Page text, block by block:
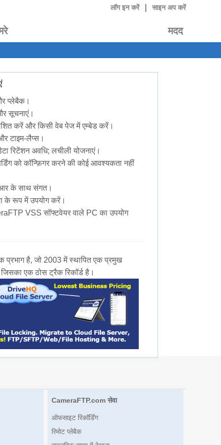
लॉग इन करें साइन अप करें
मदद
प्लेबैक।
सूचनाएं।
करें और किसी वेब पेज में एम्बेड करें।
टाइम-लैप्स।
रिटेंशन अवधि; लचीली योजनाएं।
को कॉन्फ़िगर करने की कोई आवश्यकता नहीं
के साथ संगत।
के रूप में उपयोग करें।
VSS सॉफ्टवेयर वाले PC का उपयोग
है, जो 2003 में स्थापित एक प्रमुख
एक ठोस ट्रैक रिकॉर्ड है।
CameraFTP.com सेवा
ऑफसाइट रिकॉर्डिंग
रिमोट प्लेबैक